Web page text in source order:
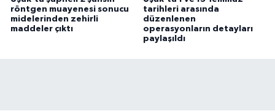
röntgen muayenesi sonucu
midelerinden zehirli
maddeler çıktı
tarihleri arasında
düzenlenen
operasyonların detayları
paylaşıldı